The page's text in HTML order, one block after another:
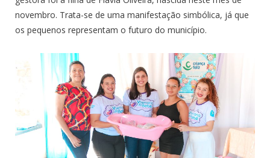
novembro. Trata-se de uma manifestação simbólica, já que
os pequenos representam o futuro do município.